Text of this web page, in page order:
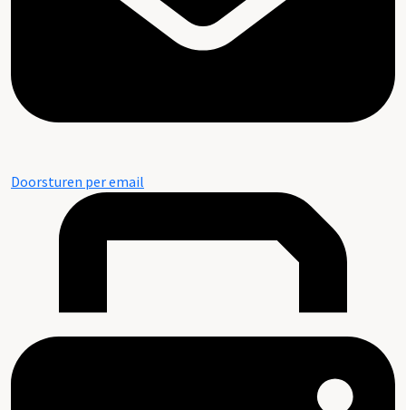
Doorsturen per email